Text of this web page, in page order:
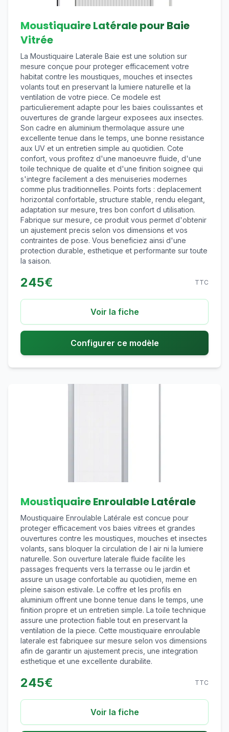
Moustiquaire Latérale pour Baie
Vitrée
La Moustiquaire Laterale Baie est une solution sur
mesure conçue pour proteger efficacement votre
habitat contre les moustiques, mouches et insectes
volants tout en preservant la lumiere naturelle et la
ventilation de votre piece. Ce modele est
particulierement adapte pour les baies coulissantes et
ouvertures de grande largeur exposees aux insectes.
Son cadre en aluminium thermolaque assure une
excellente tenue dans le temps, une bonne resistance
aux UV et un entretien simple au quotidien. Cote
confort, vous profitez d'une manoeuvre fluide, d'une
toile technique de qualite et d'une finition soignee qui
s'integre facilement a des menuiseries modernes
comme plus traditionnelles. Points forts : deplacement
horizontal confortable, structure stable, rendu elegant,
adaptation sur mesure, tres bon confort d utilisation.
Fabrique sur mesure, ce produit vous permet d'obtenir
un ajustement precis selon vos dimensions et vos
contraintes de pose. Vous beneficiez ainsi d'une
protection durable, esthetique et performante sur toute
la saison.
245€ TTC
Voir la fiche
Configurer ce modèle
Moustiquaire Enroulable Latérale
Moustiquaire Enroulable Latérale est concue pour
proteger efficacement vos baies vitrees et grandes
ouvertures contre les moustiques, mouches et insectes
volants, sans bloquer la circulation de l air ni la lumiere
naturelle. Son ouverture laterale fluide facilite les
passages frequents vers la terrasse ou le jardin et
assure un usage confortable au quotidien, meme en
pleine saison estivale. Le coffre et les profils en
aluminium offrent une bonne tenue dans le temps, une
finition propre et un entretien simple. La toile technique
assure une protection fiable tout en preservant la
ventilation de la piece. Cette moustiquaire enroulable
laterale est fabriquee sur mesure selon vos dimensions
afin de garantir un ajustement precis, une integration
esthetique et une excellente durabilite.
245€ TTC
Voir la fiche